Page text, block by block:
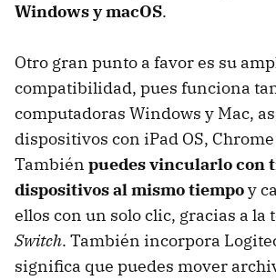
Windows y macOS.
Otro gran punto a favor es su
compatibilidad, pues funciona
computadoras Windows y Mac,
dispositivos con iPad OS,
También puedes vincularlo con
dispositivos al mismo tiempoy
ellos con un solo clic, gracias a la
Switch. También incorpora
significa que puedes mover